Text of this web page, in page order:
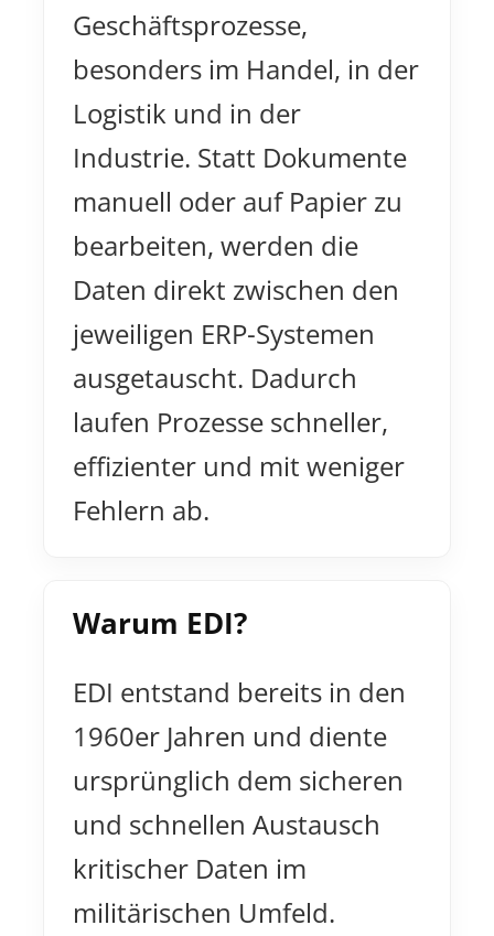
Geschäftsprozesse,
besonders im Handel, in der
Logistik und in der
Industrie. Statt Dokumente
manuell oder auf Papier zu
bearbeiten, werden die
Daten direkt zwischen den
jeweiligen ERP-Systemen
ausgetauscht. Dadurch
laufen Prozesse schneller,
effizienter und mit weniger
Fehlern ab.
Warum EDI?
EDI entstand bereits in den
1960er Jahren und diente
ursprünglich dem sicheren
und schnellen Austausch
kritischer Daten im
militärischen Umfeld.